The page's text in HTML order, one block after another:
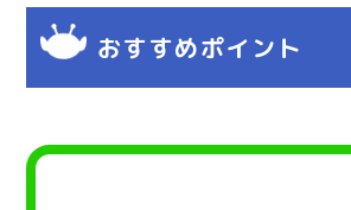
おすすめポイント